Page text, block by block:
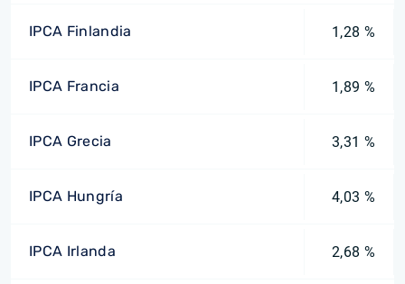
IPCA Finlandia 1,28 %
IPCA Francia 1,89 %
IPCA Grecia 3,31 %
IPCA Hungría 4,03 %
IPCA Irlanda 2,68 %